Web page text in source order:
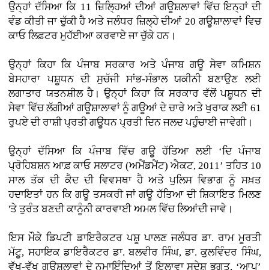
ਉਨ੍ਹਾਂ ਦੱਸਿਆ ਕਿ 11 ਜ਼ਿਲ੍ਹਿਆਂ ਦੀਆਂ ਗਊਸ਼ਲਾਵਾਂ ਵਿੱਚ ਇਨ੍ਹਾਂ ਦੀ
ਵੰਡ ਕੀਤੀ ਜਾ ਚੁੱਕੀ ਹੈ ਅਤੇ ਜਲੰਧਰ ਜ਼ਿਲ੍ਹੇ ਦੀਆਂ 20 ਗਊਸ਼ਾਲਾਵਾਂ ਵਿਚ
ਕਾਓ ਲਿਫ਼ਟਰ ਮੁਹੱਈਆ ਕਰਵਾਏ ਜਾ ਚੁੱਕੇ ਹਨ।
ਉਨ੍ਹਾਂ ਕਿਹਾ ਕਿ ਪੰਜਾਬ ਸਰਕਾਰ ਅਤੇ ਪੰਜਾਬ ਗਊ ਸੇਵਾ ਕਮਿਸ਼ਨ
ਬੇਸਹਾਰਾ ਪਸ਼ੂਧਨ ਦੀ ਸੁਚੱਜੀ ਸਾਂਭ-ਸੰਭਾਲ ਯਕੀਨੀ ਬਣਾਉਣ ਲਈ
ਲਗਾਤਾਰ ਯਤਨਸ਼ੀਲ ਹੈ। ਉਨ੍ਹਾਂ ਕਿਹਾ ਕਿ ਸਰਕਾਰ ਵੱਲੋਂ ਪਸ਼ੂਧਨ ਦੀ
ਸੇਵਾ ਵਿੱਚ ਲੱਗੀਆਂ ਗਊਸ਼ਾਲਾਵਾਂ ਨੂੰ ਗਊਆਂ ਦੇ ਚਾਰੇ ਅਤੇ ਖੁਰਾਕ ਲਈ 61
ਰੁਪਏ ਦੀ ਰਾਸ਼ੀ ਪ੍ਰਤੀ ਗਊਧਨ ਪ੍ਰਤੀ ਦਿਨ ਜਲਦ ਪਹੁੰਚਾਈ ਜਾਵੇਗੀ।
ਉਨ੍ਹਾਂ ਦੱਸਿਆ ਕਿ ਪੰਜਾਬ ਵਿੱਚ ਗਊ ਹੱਤਿਆ ਲਈ ‘ਦਿ ਪੰਜਾਬ
ਪ੍ਰੋਹਿਬਸ਼ਨ ਆਫ਼ ਕਾਓ ਸਲਾਟਰ (ਅਮੈਂਡਮੈਂਟ) ਐਕਟ, 2011’ ਤਹਿਤ 10
ਸਾਲ ਤੱਕ ਦੀ ਕੈਦ ਦੀ ਵਿਵਸਥਾ ਹੈ ਅਤੇ ਪੁਲਿਸ ਵਿਭਾਗ ਨੂੰ ਸਖ਼ਤ
ਹਦਾਇਤਾਂ ਹਨ ਕਿ ਗਊ ਤਸਕਰੀ ਜਾਂ ਗਊ ਹੱਤਿਆ ਦੀ ਸ਼ਿਕਾਇਤ ਮਿਲਣ
'ਤੇ ਤੁਰੰਤ ਬਣਦੀ ਕਾਨੂੰਨੀ ਕਾਰਵਾਈ ਅਮਲ ਵਿੱਚ ਲਿਆਂਦੀ ਜਾਵੇ।
ਇਸ ਮੌਕੇ ਡਿਪਟੀ ਡਾਇਰੈਕਟਰ ਪਸ਼ੂ ਪਾਲਣ ਜਲੰਧਰ ਡਾ. ਰਾਮ ਮੂਰਤੀ
ਮੱਟੂ, ਸਹਾਇਕ ਡਾਇਰੈਕਟਰ ਡਾ. ਬਲਵੀਰ ਸਿੰਘ, ਡਾ. ਕੁਲਵਿੰਦਰ ਸਿੰਘ,
ਵੱਖ-ਵੱਖ ਗਊਸ਼ਲਾਵਾਂ ਦੇ ਨੁਮਾਇੰਦਿਆਂ ਤੋਂ ਇਲਾਵਾ ਸੁਦੇਸ਼ ਭਗਤ, ‘ਆਪ’